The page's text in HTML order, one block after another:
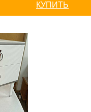
КУПИТЬ